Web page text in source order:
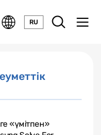
RU
«үмітпен»